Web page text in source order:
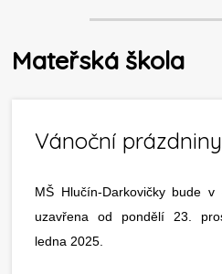
Mateřská škola
Vánoční
MŠ Hlučín-Darkovičky bude
uzavřena od pondělí 23.
ledna 2025.